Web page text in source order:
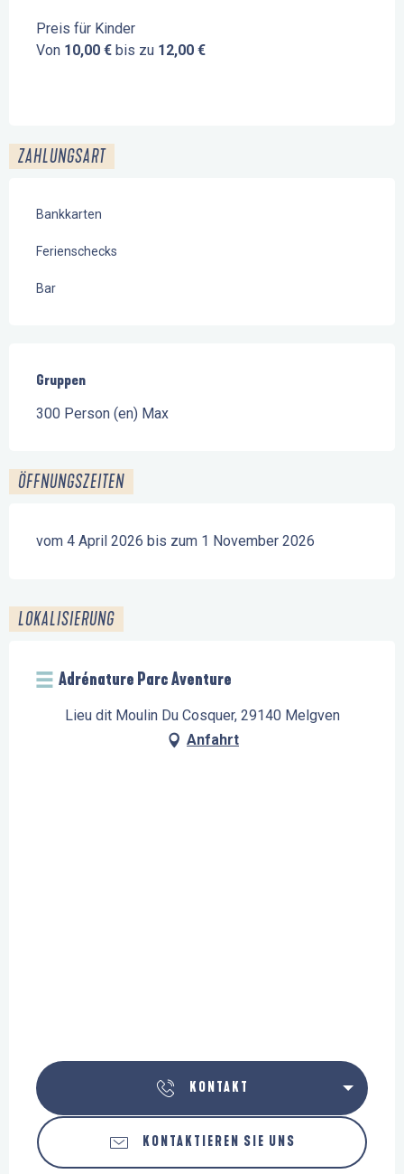
Preis für Kinder
Von 10,00 € bis zu 12,00 €
ZAHLUNGSART
Bankkarten
Ferienschecks
Bar
Gruppen
Gruppen
300 Person (en) Max
ÖFFNUNGSZEITEN
vom 4 April 2026 bis zum 1 November 2026
LOKALISIERUNG
Adrénature Parc Aventure
Lieu dit Moulin Du Cosquer, 29140 Melgven
Anfahrt
KONTAKT
KONTAKTIEREN SIE UNS